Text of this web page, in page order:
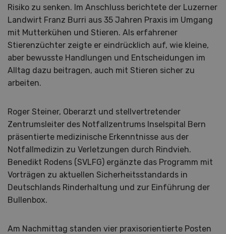
Risiko zu senken. Im Anschluss berichtete der Luzerner
Landwirt Franz Burri aus 35 Jahren Praxis im Umgang
mit Mutterkühen und Stieren. Als erfahrener
Stierenzüchter zeigte er eindrücklich auf, wie kleine,
aber bewusste Handlungen und Entscheidungen im
Alltag dazu beitragen, auch mit Stieren sicher zu
arbeiten.
Roger Steiner, Oberarzt und stellvertretender
Zentrumsleiter des Notfallzentrums Inselspital Bern
präsentierte medizinische Erkenntnisse aus der
Notfallmedizin zu Verletzungen durch Rindvieh.
Benedikt Rodens (SVLFG) ergänzte das Programm mit
Vorträgen zu aktuellen Sicherheitsstandards in
Deutschlands Rinderhaltung und zur Einführung der
Bullenbox.
Am Nachmittag standen vier praxisorientierte Posten